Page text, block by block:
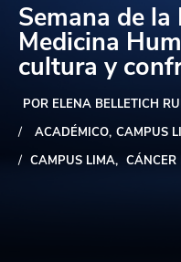
Semana de
Medicina
cultura y
POR ELENA BELLETICH
ACADÉMICO CAMPUS
CAMPUS LIMA
CÁNCER